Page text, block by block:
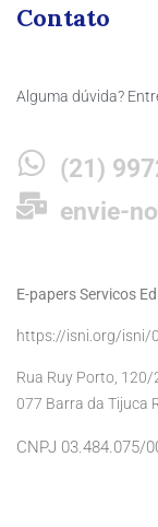
Contato
Alguma dúvida?
(21)
envie-
E-papers Servicos
https://isni.org/isni/
Rua Ruy Porto,
077 Barra da Tijuca
CNPJ 03.484.075/